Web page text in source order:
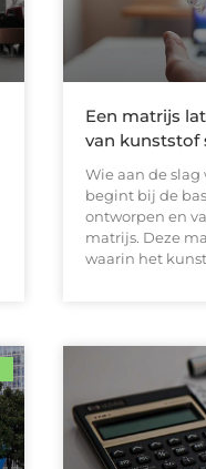
Een matrijs
van kunststof
Wie aan de
begint bij de
ontworpen en
matrijs. Deze
waarin het